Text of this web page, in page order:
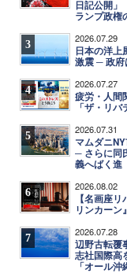
日記公開」
ランプ政権
3 2026.07.29
日本の洋上
激震 ─ 政府
4 2026.07.27
疲労・人間
「ザ・リ
5 2026.07.31
マムダニ
─ さらに同
義へばく進
6 2026.08.02
【名画座
リンカーン』
7 2026.07.28
辺野古転覆
志社国際高
「オール